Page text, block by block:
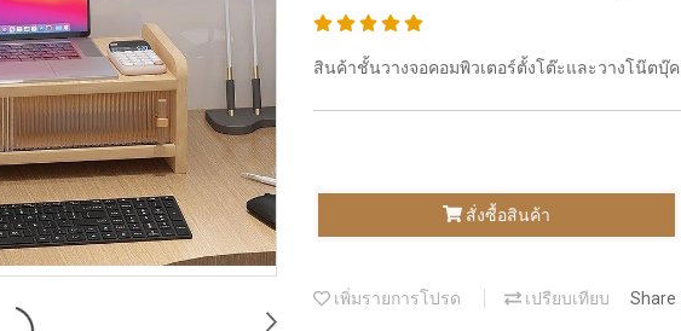
สินค้าชั้นวางจอคอมพิวเตอร์ตั้งโต๊ะและวางโน๊ตบุ๊ค
สั่งซื้อสินค้า
เพิ่มรายการโปรด เปรียบเทียบ Share